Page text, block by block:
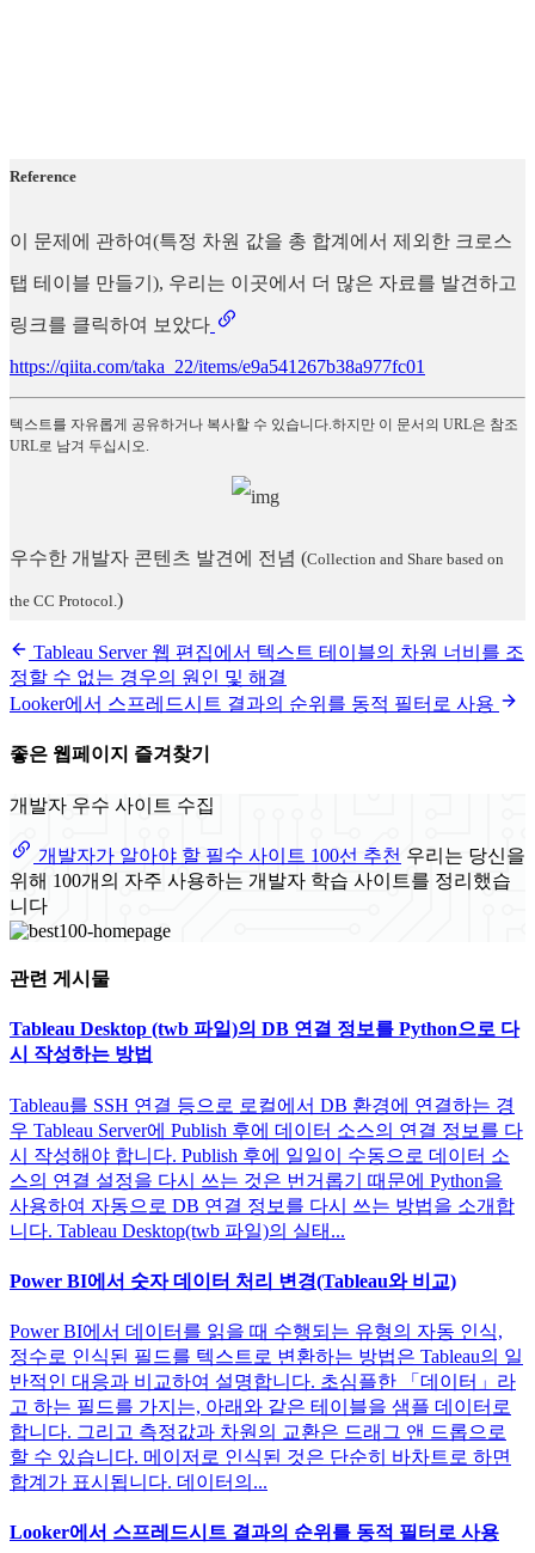
Reference
이 문제에 관하여(특정 차원 값을 총 합계에서 제외한 크로스
탭 테이블 만들기), 우리는 이곳에서 더 많은 자료를 발견하고
링크를 클릭하여 보았다
https://qiita.com/taka_22/items/e9a541267b38a977fc01
텍스트를 자유롭게 공유하거나 복사할 수 있습니다.하지만 이 문서의 URL은 참조
URL로 남겨 두십시오.
우수한 개발자 콘텐츠 발견에 전념 (Collection and Share based on
the CC Protocol. )
Tableau Server 웹 편집에서 텍스트 테이블의 차원 너비를 조
정할 수 없는 경우의 원인 및 해결
Looker에서 스프레드시트 결과의 순위를 동적 필터로 사용
좋은 웹페이지 즐겨찾기
개발자 우수 사이트 수집
개발자가 알아야 할 필수 사이트 100선 추천 우리는 당신을
위해 100개의 자주 사용하는 개발자 학습 사이트를 정리했습
니다
관련 게시물
Tableau Desktop (twb 파일)의 DB 연결 정보를 Python으로 다
시 작성하는 방법
Tableau를 SSH 연결 등으로 로컬에서 DB 환경에 연결하는 경
우 Tableau Server에 Publish 후에 데이터 소스의 연결 정보를 다
시 작성해야 합니다. Publish 후에 일일이 수동으로 데이터 소
스의 연결 설정을 다시 쓰는 것은 번거롭기 때문에 Python을
사용하여 자동으로 DB 연결 정보를 다시 쓰는 방법을 소개합
니다. Tableau Desktop(twb 파일)의 실태...
Power BI에서 숫자 데이터 처리 변경(Tableau와 비교)
Power BI에서 데이터를 읽을 때 수행되는 유형의 자동 인식,
정수로 인식된 필드를 텍스트로 변환하는 방법은 Tableau의 일
반적인 대응과 비교하여 설명합니다. 초심플한 「데이터」라
고 하는 필드를 가지는, 아래와 같은 테이블을 샘플 데이터로
합니다. 그리고 측정값과 차원의 교환은 드래그 앤 드롭으로
할 수 있습니다. 메이저로 인식된 것은 단순히 바차트로 하면
합계가 표시됩니다. 데이터의...
Looker에서 스프레드시트 결과의 순위를 동적 필터로 사용